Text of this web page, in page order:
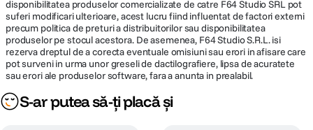
Capacitate de stocare: card microSD de pana la 256 GB (cardul nu este
inclus)
Culoare: Alb-Negru
Greutate: 415 g
disponibilitatea produselor comercializate de catre F64 Studio SRL pot
suferi modificari ulterioare, acest lucru fiind influentat de factori externi
precum politica de preturi a distribuitorilor sau disponibilitatea
produselor pe stocul acestora. De asemenea, F64 Studio S.R.L. isi
rezerva dreptul de a corecta eventuale omisiuni sau erori in afisare care
pot surveni in urma unor greseli de dactilografiere, lipsa de acuratete
sau erori ale produselor software, fara a anunta in prealabil.
S-ar putea să-ți placă și